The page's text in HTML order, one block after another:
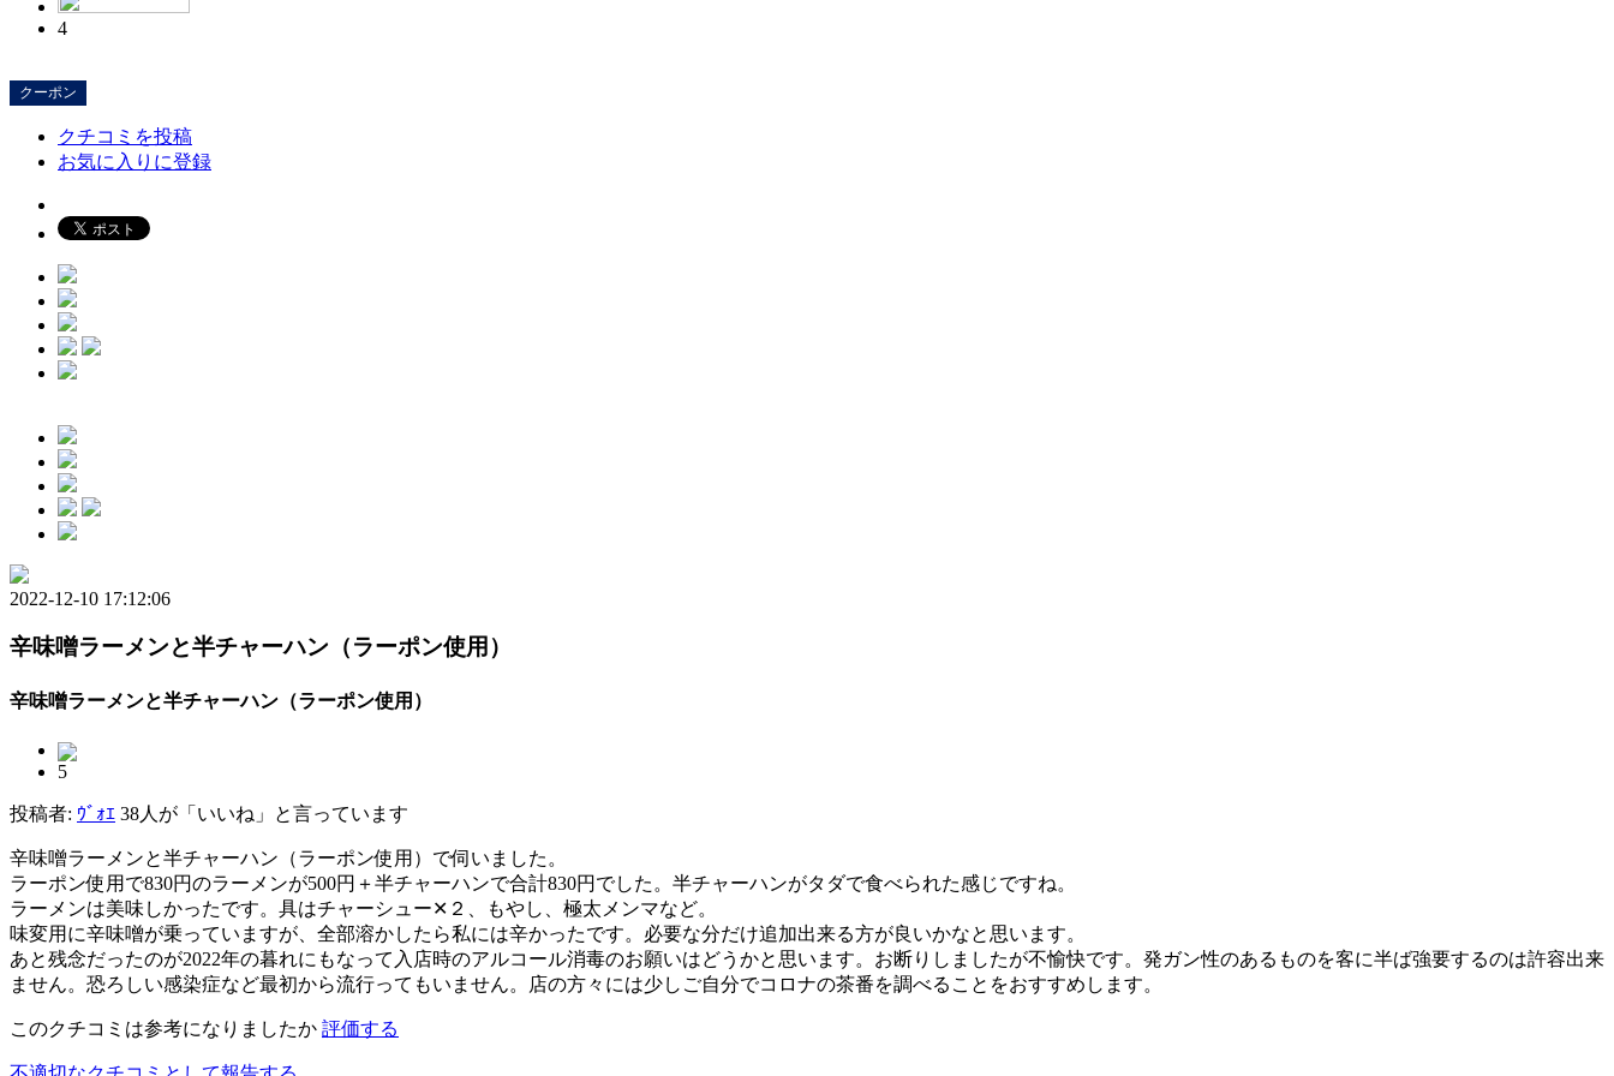
4
クーポン
クチコミを投稿
お気に入りに登録
2022-12-10 17:12:06
辛味噌ラーメンと半チャーハン（ラーポン使用）
辛味噌ラーメンと半チャーハン（ラーポン使用）
5
投稿者: ｳﾞｫｴ 38人が「いいね」と言っています
辛味噌ラーメンと半チャーハン（ラーポン使用）で伺いました。
ラーポン使用で830円のラーメンが500円＋半チャーハンで合計830円でした。半チャーハンがタダで食べられた感じですね。
ラーメンは美味しかったです。具はチャーシュー✕２、もやし、極太メンマなど。
味変用に辛味噌が乗っていますが、全部溶かしたら私には辛かったです。必要な分だけ追加出来る方が良いかなと思います。
あと残念だったのが2022年の暮れにもなって入店時のアルコール消毒のお願いはどうかと思います。お断りしましたが不愉快です。発ガン性のあるものを客に半ば強要するのは許容出来
ません。恐ろしい感染症など最初から流行ってもいません。店の方々には少しご自分でコロナの茶番を調べることをおすすめします。
このクチコミは参考になりましたか 評価する